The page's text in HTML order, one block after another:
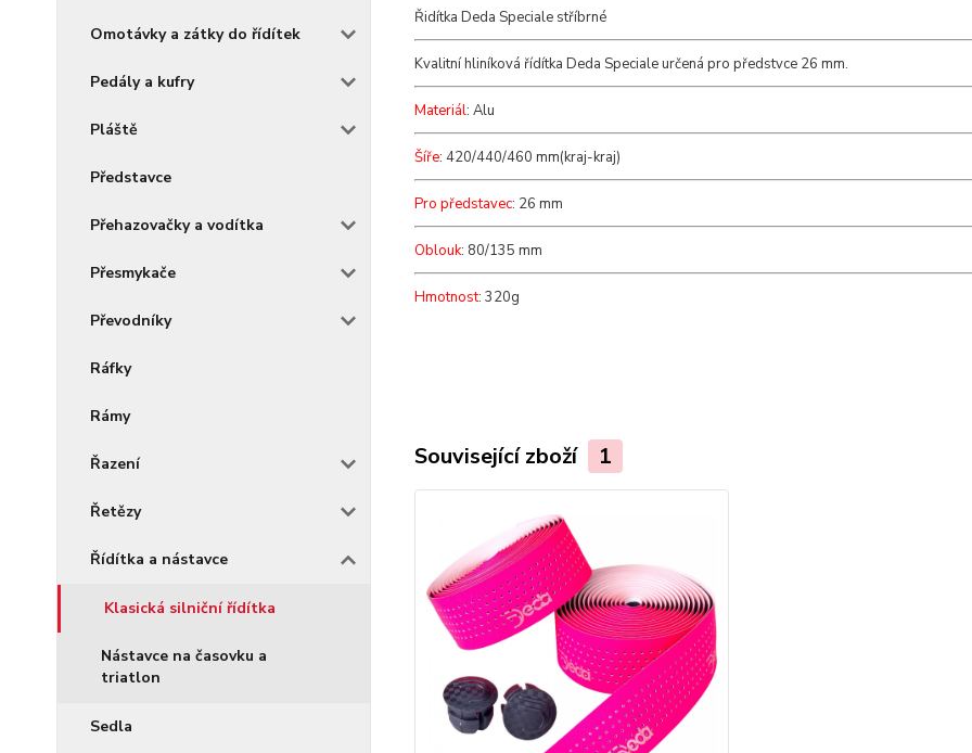
Omotávky a zátky do řídítek
Pedály a kufry
Pláště
Představce
Přehazovačky a vodítka
Přesmykače
Převodníky
Ráfky
Rámy
Řazení
Řetězy
Řídítka a nástavce
Klasická silniční řídítka
Nástavce na časovku a
triatlon
Sedla
Řidítka Deda Speciale stříbrné
Kvalitní hliníková řídítka Deda Speciale určená pro předstvce 26 mm.
Materiál: Alu
Šíře: 420/440/460 mm(kraj-kraj)
Pro představec: 26 mm
Oblouk: 80/135 mm
Hmotnost: 320g
Související zboží 1